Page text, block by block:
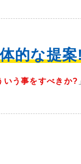
的な提
いう事をすべきか?